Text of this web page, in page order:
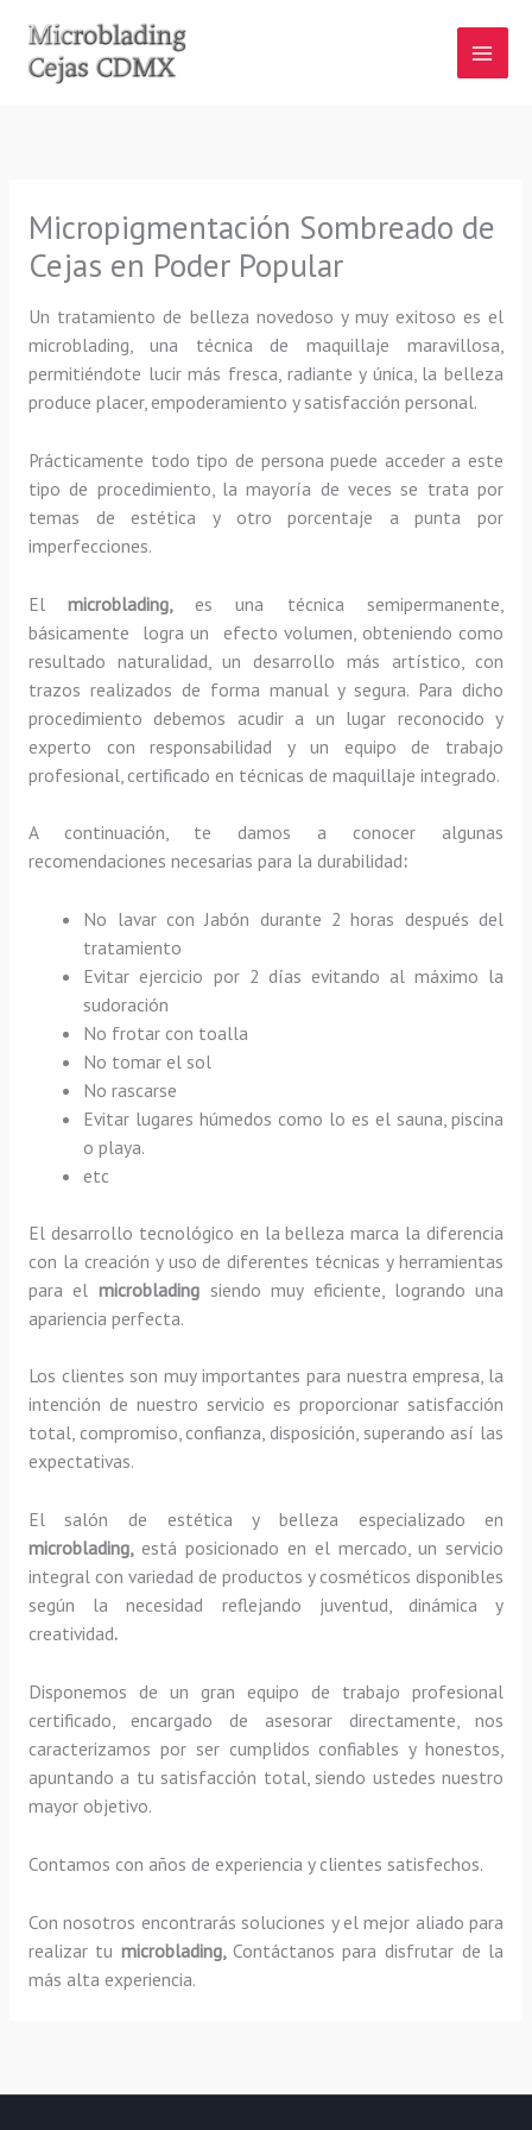
contenido
Micropigmentación Sombreado de
Cejas en Poder Popular
Un tratamiento de belleza novedoso y muy exitoso es el
microblading, una técnica de maquillaje maravillosa,
permitiéndote lucir más fresca, radiante y única, la belleza
produce placer, empoderamiento y satisfacción personal.
Prácticamente todo tipo de persona puede acceder a este
tipo de procedimiento, la mayoría de veces se trata por
temas de estética y otro porcentaje a punta por
imperfecciones.
Elmicroblading, es una técnica semipermanente,
básicamente
logra un efecto volumen, obteniendo como
resultado naturalidad, un desarrollo más artístico, con
trazos realizados de forma manual y segura. Para dicho
procedimiento debemos acudir a un lugar reconocido y
experto con responsabilidad y un equipo de trabajo
profesional, certificado en técnicas de maquillaje integrado.
A continuación, te damos a conocer algunas
recomendaciones necesarias para la durabilidad:
No lavar con Jabón durante 2 horas después del
tratamiento
Evitar ejercicio por 2 días evitando al máximo la
sudoración
No frotar con toalla
No tomar el sol
No rascarse
Evitar lugares húmedos como lo es el sauna, piscina
o playa.
etc
El desarrollo tecnológico en la belleza marca la diferencia
con la creación y uso de diferentes técnicas y herramientas
para elmicroblading siendo muy eficiente, logrando una
apariencia perfecta.
Los clientes son muy importantes para nuestra empresa, la
intención de nuestro servicio es proporcionar satisfacción
total, compromiso, confianza, disposición, superando así las
expectativas.
El salón de estética y belleza especializado en
microblading,está posicionado en el mercado, un servicio
integral con variedad de productos y cosméticos disponibles
según la necesidad reflejando juventud, dinámica y
creatividad.
Disponemos de un gran equipo de trabajo profesional
certificado, encargado de asesorar directamente, nos
caracterizamos por ser cumplidos confiables y honestos,
apuntando a tu satisfacción total, siendo ustedes nuestro
mayor objetivo.
Contamos con años de experiencia y clientes satisfechos.
Con nosotros encontrarás soluciones y el mejor aliado para
realizar tumicroblading, Contáctanos para disfrutar de la
más alta experiencia.